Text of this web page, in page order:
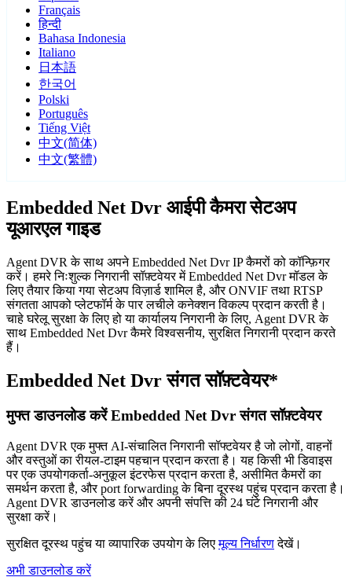
Français
हिन्दी
Bahasa Indonesia
Italiano
日本語
한국어
Polski
Português
Tiếng Việt
中文(简体)
中文(繁體)
Embedded Net Dvr आईपी कैमरा सेटअप
यूआरएल गाइड
Agent DVR के साथ अपने Embedded Net Dvr IP कैमरों को कॉन्फ़िगर
करें। हमरे निःशुल्क निगरानी सॉफ़्टवेयर में Embedded Net Dvr मॉडल के
लिए तैयार किया गया सेटअप विज़ार्ड शामिल है, और ONVIF तथा RTSP
संगतता आपको प्लेटफॉर्म के पार लचीले कनेक्शन विकल्प प्रदान करती है।
चाहे घरेलू सुरक्षा के लिए हो या कार्यालय निगरानी के लिए, Agent DVR के
साथ Embedded Net Dvr कैमरे विश्वसनीय, सुरक्षित निगरानी प्रदान करते
हैं।
Embedded Net Dvr संगत सॉफ़्टवेयर*
मुफ्त डाउनलोड करें Embedded Net Dvr संगत सॉफ़्टवेयर
Agent DVR एक मुफ्त AI-संचालित निगरानी सॉफ्टवेयर है जो लोगों, वाहनों
और वस्तुओं का रीयल-टाइम पहचान प्रदान करता है। यह किसी भी डिवाइस
पर एक उपयोगकर्ता-अनुकूल इंटरफेस प्रदान करता है, असीमित कैमरों का
समर्थन करता है, और port forwarding के बिना दूरस्थ पहुंच प्रदान करता है।
Agent DVR डाउनलोड करें और अपनी संपत्ति की 24 घंटे निगरानी और
सुरक्षा करें।
सुरक्षित दूरस्थ पहुंच या व्यापारिक उपयोग के लिएमूल्य निर्धारणदेखें।
अभी डाउनलोड करें